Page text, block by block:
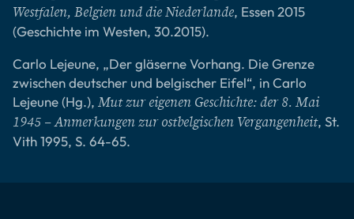
Westfalen, Belgien und die Niederlande, Essen 2015
(Geschichte im Westen, 30.2015).
Carlo Lejeune, „Der gläserne Vorhang. Die Grenze
zwischen deutscher und belgischer Eifel“, in Carlo
Lejeune (Hg.), Mut zur eigenen Geschichte: der 8. Mai
1945 – Anmerkungen zur ostbelgischen Vergangenheit, St.
Vith 1995, S. 64-65.